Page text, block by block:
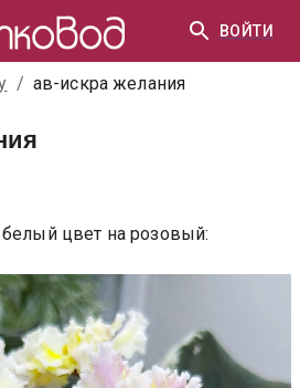
ВОЙТИ
/ ав-искра желания
цвет на розовый: